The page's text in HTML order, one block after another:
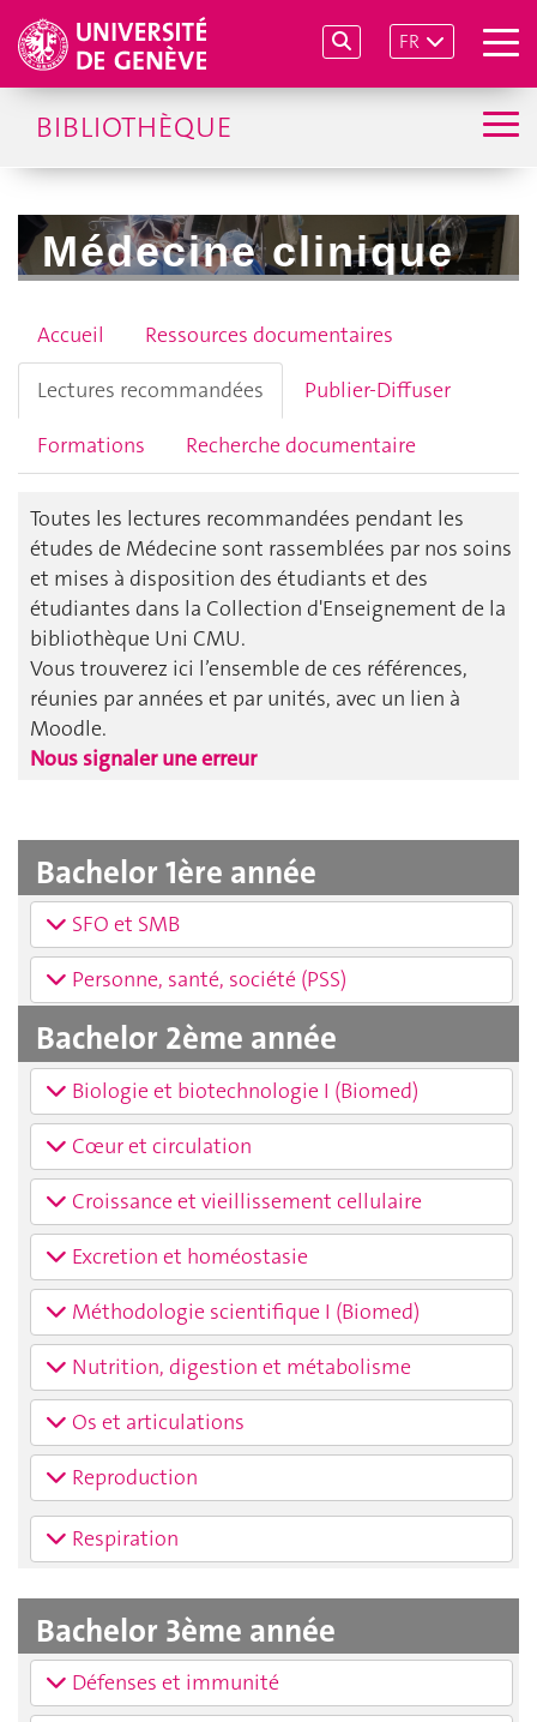
FR
BIBLIOTHÈQUE
Médecine clinique
Accueil
Ressources documentaires
Lectures recommandées
Publier-Diffuser
Formations
Recherche documentaire
Toutes les lectures recommandées pendant les
études de Médecine sont rassemblées par nos soins
et mises à disposition des étudiants et des
étudiantes dans la Collection d'Enseignement de la
bibliothèque Uni CMU.
Vous trouverez ici l’ensemble de ces références,
réunies par années et par unités, avec un lien à
Moodle.
Nous signaler une erreur
Bachelor 1ère année
SFO et SMB
Personne, santé, société (PSS)
Bachelor 2ème année
Biologie et biotechnologie I (Biomed)
Cœur et circulation
Croissance et vieillissement cellulaire
Excretion et homéostasie
Méthodologie scientifique I (Biomed)
Nutrition, digestion et métabolisme
Os et articulations
Reproduction
Respiration
Bachelor 3ème année
Défenses et immunité